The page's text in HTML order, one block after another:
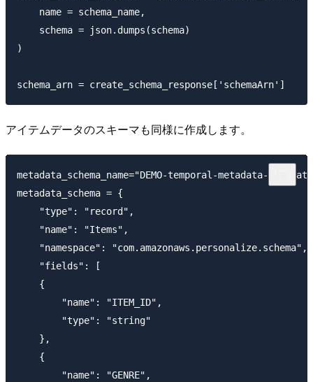
    name = schema_name,
    schema = json.dumps(schema)
)
アイテムデータのスキーマも同様に作成します。
metadata_schema_name="DEMO-temporal-metadata-
metadata_schema = {
    "type": "record",
    "name": "Items",
    "namespace": "com.amazonaws.personalize.schema",
    "fields": [
    {
        "name": "ITEM_ID",
        "type": "string"
    },
    {
        "name": "GENRE",